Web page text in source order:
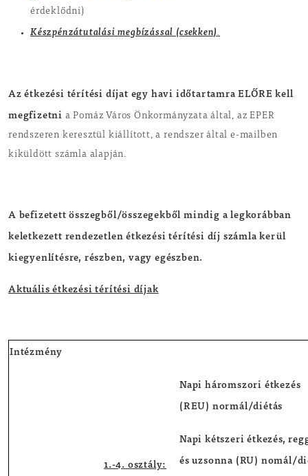
érdeklődni)
Készpénzátutalási megbízással (csekken).
Az étkezési térítési díjat egy havi időtartamra ELŐRE kell
megfizetni a Pomáz Város Önkormányzata által, az EPER
rendszeren keresztül kiállított, a rendszer által e-mailben
kiküldött számla alapján.
A befizetett összegből/összegekből mindig a legkorábban
keletkezett rendezetlen étkezési térítési díj számla kerül
kiegyenlítésre, részben, vagy egészben.
Aktuális étkezési térítési díjak
Intézmény
1.-4. osztály:
Napi háromszori étkezés
(REU) normál/diétás
Napi kétszeri étkezés,
és uzsonna (RU) nomál/